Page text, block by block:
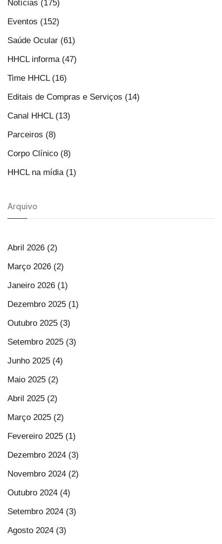
Notícias (175)
Eventos (152)
Saúde Ocular (61)
HHCL informa (47)
Time HHCL (16)
Editais de Compras e Serviços (14)
Canal HHCL (13)
Parceiros (8)
Corpo Clínico (8)
HHCL na mídia (1)
Arquivo
Abril 2026 (2)
Março 2026 (2)
Janeiro 2026 (1)
Dezembro 2025 (1)
Outubro 2025 (3)
Setembro 2025 (3)
Junho 2025 (4)
Maio 2025 (2)
Abril 2025 (2)
Março 2025 (2)
Fevereiro 2025 (1)
Dezembro 2024 (3)
Novembro 2024 (2)
Outubro 2024 (4)
Setembro 2024 (3)
Agosto 2024 (3)